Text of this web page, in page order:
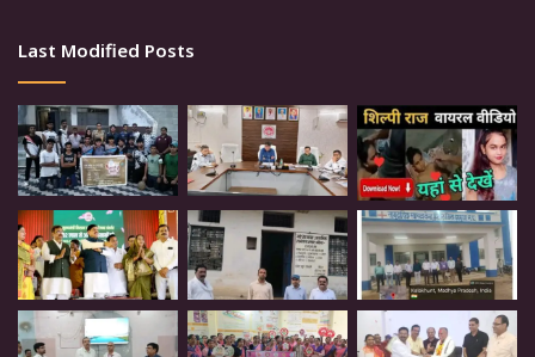
Last Modified Posts